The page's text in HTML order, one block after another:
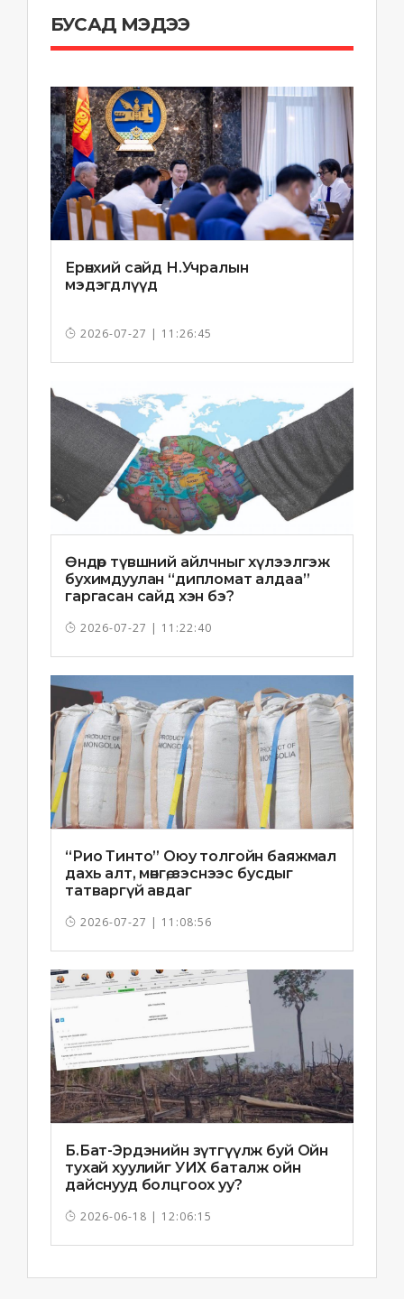
БУСАД МЭДЭЭ
Ерөнхий сайд Н.Учралын
мэдэгдлүүд
2026-07-27 | 11:26:45
Өндөр түвшний айлчныг хүлээлгэж
бухимдуулан “дипломат алдаа”
гаргасан сайд хэн бэ?
2026-07-27 | 11:22:40
“Рио Тинто” Оюу толгойн баяжмал
дахь алт, мөнгө, зэснээс бусдыг
татваргүй авдаг
2026-07-27 | 11:08:56
Б.Бат-Эрдэнийн зүтгүүлж буй Ойн
тухай хуулийг УИХ баталж ойн
дайснууд болцгоох уу?
2026-06-18 | 12:06:15